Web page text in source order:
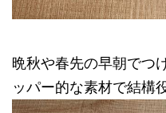
晩秋や春先の早朝でつ
ッパー的な素材で結構